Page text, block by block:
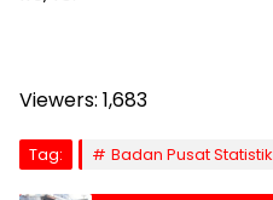
Viewers: 1,683
Tag: Badan Pusat Statistik